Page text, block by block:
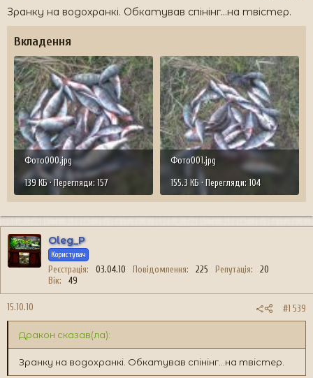
Зранку на водохранкі. Обкатував спінінг...на твістер.
Вкладення
Фото000.jpg
139 КБ · Перегляди: 157
Фото001.jpg
155.3 КБ · Перегляди: 104
Oleg_P
Користувач
Реєстрація 03.04.10 Повідомлення 225 Репутація
20
Вік
49
15.10.10 #1 539
Дракон сказав(ла):
Зранку на водохранкі. Обкатував спінінг...на твістер.